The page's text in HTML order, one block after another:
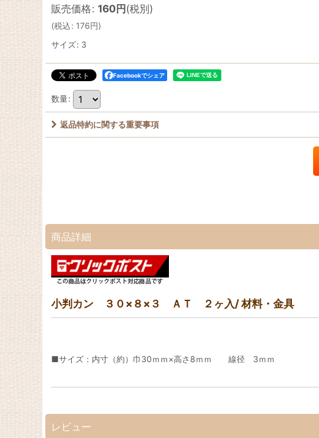
販売価格: 160円(税別)
(税込: 176円)
サイズ: 3
Facebookでシェア
数量:
返品特約に関する重要事項
商品詳細
小判カン ３０×８×３ ＡＴ ２ヶ入/ 材料・金具
■サイズ：内寸（約）巾30ｍｍ×高さ8ｍｍ 線径 3ｍｍ
レビュー